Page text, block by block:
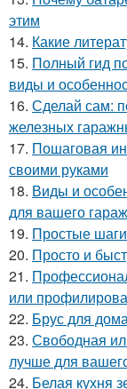
этим
14. Какие
15. Полный гид
виды и
16. Сделай сам:
железных
17. Пошаговая
своими руками
18. Виды и
для вашего
19. Простые
20. Просто и
21.
или
22. Брус для
23. Свободная
лучше для
24. Белая кухня